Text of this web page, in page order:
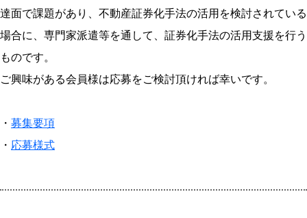
達面で課題があり、不動産証券化手法の活用を検討されている
場合に、専門家派遣等を通して、証券化手法の活用支援を行う
ものです。
ご興味がある会員様は応募をご検討頂ければ幸いです。
・ 募集要項
・ 応募様式